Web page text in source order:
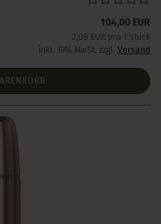
104,00 EUR
2,08 EUR pro 1 Stück
inkl. 19% MwSt. zzgl. Versand